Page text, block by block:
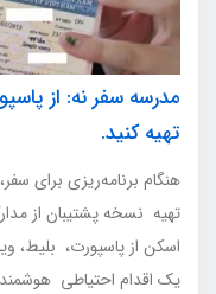
مدرسه سفر نه: از
تهیه کنید.
هنگام برنامه‌ریزی برای
تهیه نسخه پشتیبان از
اسکن از پاسپورت، بلیط،
یک اقدام احتیاطی